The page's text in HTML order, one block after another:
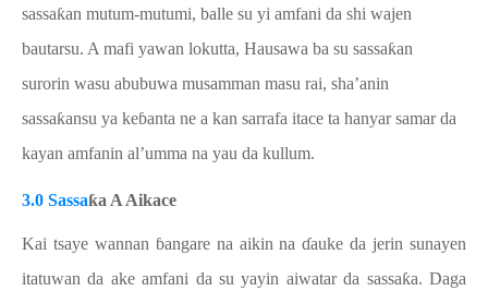
sassaƙan mutum-mutumi, balle su yi amfani da shi wajen
bautarsu. A mafi yawan lokutta, Hausawa ba su sassaƙan
surorin wasu abubuwa musamman masu rai, sha’anin
sassaƙansu ya keɓanta ne a kan sarrafa itace ta hanyar samar da
kayan amfanin al’umma na yau da kullum.
3.0 Sassaƙa A Aikace
Kai tsaye wannan ɓangare na aikin naɗauke da jerin sunayen
itatuwan da ake amfani da su yayin aiwatar da sassaƙa. Daga